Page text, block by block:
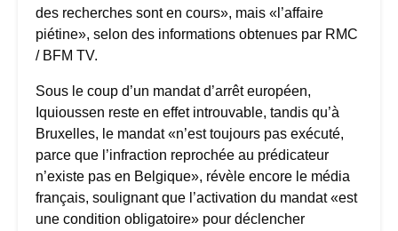
des recherches sont en cours», mais «l’affaire
piétine», selon des informations obtenues par RMC
/ BFM TV.
Sous le coup d’un mandat d’arrêt européen,
Iquioussen reste en effet introuvable, tandis qu’à
Bruxelles, le mandat «n’est toujours pas exécuté,
parce que l’infraction reprochée au prédicateur
n’existe pas en Belgique», révèle encore le média
français, soulignant que l’activation du mandat «est
une condition obligatoire» pour déclencher